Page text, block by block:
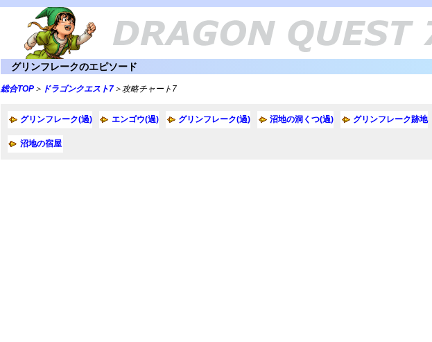
グリンフレークのエピソード
総合TOP ＞ ドラゴンクエスト7 ＞攻略チャート7
グリンフレーク(過) エンゴウ(過) グリンフレーク(過) 沼地の洞くつ(過) グリンフレーク跡地
沼地の宿屋